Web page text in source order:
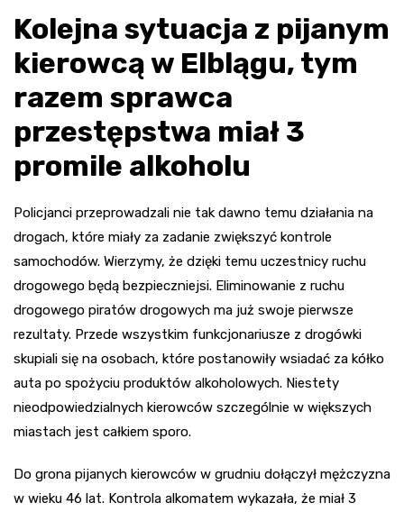
Kolejna sytuacja z pijanym
kierowcą w Elblągu, tym
razem sprawca
przestępstwa miał 3
promile alkoholu
Policjanci przeprowadzali nie tak dawno temu działania na
drogach, które miały za zadanie zwiększyć kontrole
samochodów. Wierzymy, że dzięki temu uczestnicy ruchu
drogowego będą bezpieczniejsi. Eliminowanie z ruchu
drogowego piratów drogowych ma już swoje pierwsze
rezultaty. Przede wszystkim funkcjonariusze z drogówki
skupiali się na osobach, które postanowiły wsiadać za kółko
auta po spożyciu produktów alkoholowych. Niestety
nieodpowiedzialnych kierowców szczególnie w większych
miastach jest całkiem sporo.
Do grona pijanych kierowców w grudniu dołączył mężczyzna
w wieku 46 lat. Kontrola alkomatem wykazała, że miał 3